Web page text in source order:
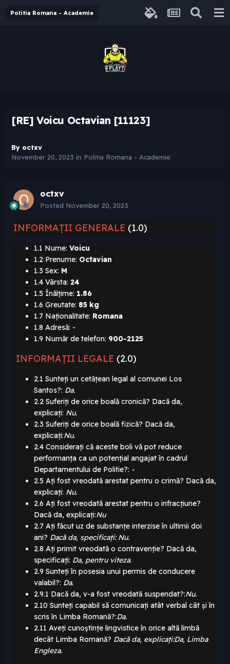
Politia Romana - Academie
[RE] Voicu Octavian [11123]
By octxv
November 20, 2023 in Politia Romana - Academie
octxv
Posted November 20, 2023
INFORMAȚII GENERALE (1.0)
1.1 Nume: Voicu
1.2 Prenume: Octavian
1.3 Sex: M
1.4 Vârsta: 24
1.5 Înălțime: 1.86
1.6 Greutate: 85 kg
1.7 Naționalitate: Romana
1.8 Adresă: -
1.9 Număr de telefon: 900-2125
INFORMAȚII LEGALE (2.0)
2.1 Sunteți un cetățean legal al comunei Los
Santos?: Da.
2.2 Suferiți de orice boală cronică? Dacă da,
explicați: Nu.
2.3 Suferiți de orice boală fizică? Dacă da,
explicați:Nu.
2.4 Considerați că aceste boli vă pot reduce
performanța ca un potențial angajat în cadrul
Departamentului de Politie?: -
2.5 Ați fost vreodată arestat pentru o crimă? Dacă da,
explicați: Nu.
2.6 Ați fost vreodată arestat pentru o infracțiune?
Dacă da, explicați:Nu
2.7 Ați făcut uz de substanțe interzise în ultimii doi
ani? Dacă da, specificați: Nu.
2.8 Ați primit vreodată o contravenție? Dacă da,
specificați: Da, pentru viteza.
2.9 Sunteți în posesia unui permis de conducere
valabil?: Da.
2.9.1 Dacă da, v-a fost vreodată suspendat?:Nu.
2.10 Sunteți capabil să comunicați atât verbal cât și în
scris în Limba Romană?:Da.
2.11 Aveți cunoștințe lingvistice în orice altă limbă
decât Limba Romană? Dacă da, explicați:Da, Limba
Engleza.